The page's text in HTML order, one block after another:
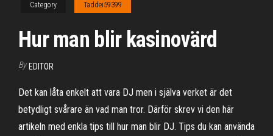
Category Taddei59399
Hur man blir kasinovärd
By EDITOR
Det kan låta enkelt att vara DJ men i själva verket är det
betydligt svårare än vad man tror. Därför skrev vi den här
artikeln med enkla tips till hur man blir DJ. Tips du kan använda